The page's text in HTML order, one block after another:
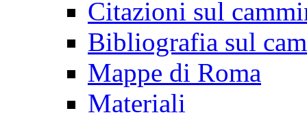
Citazioni sul
Bibliografia sul
Mappe di Roma
Materiali